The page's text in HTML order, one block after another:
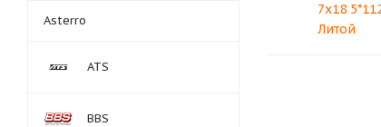
7x18
Литой
Asterro
ATS
BBS